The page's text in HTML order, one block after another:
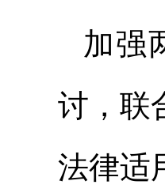
加强
讨，联
法律适